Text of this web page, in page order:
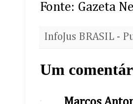
Fonte: Gazeta
InfoJus BRASIL -
Um